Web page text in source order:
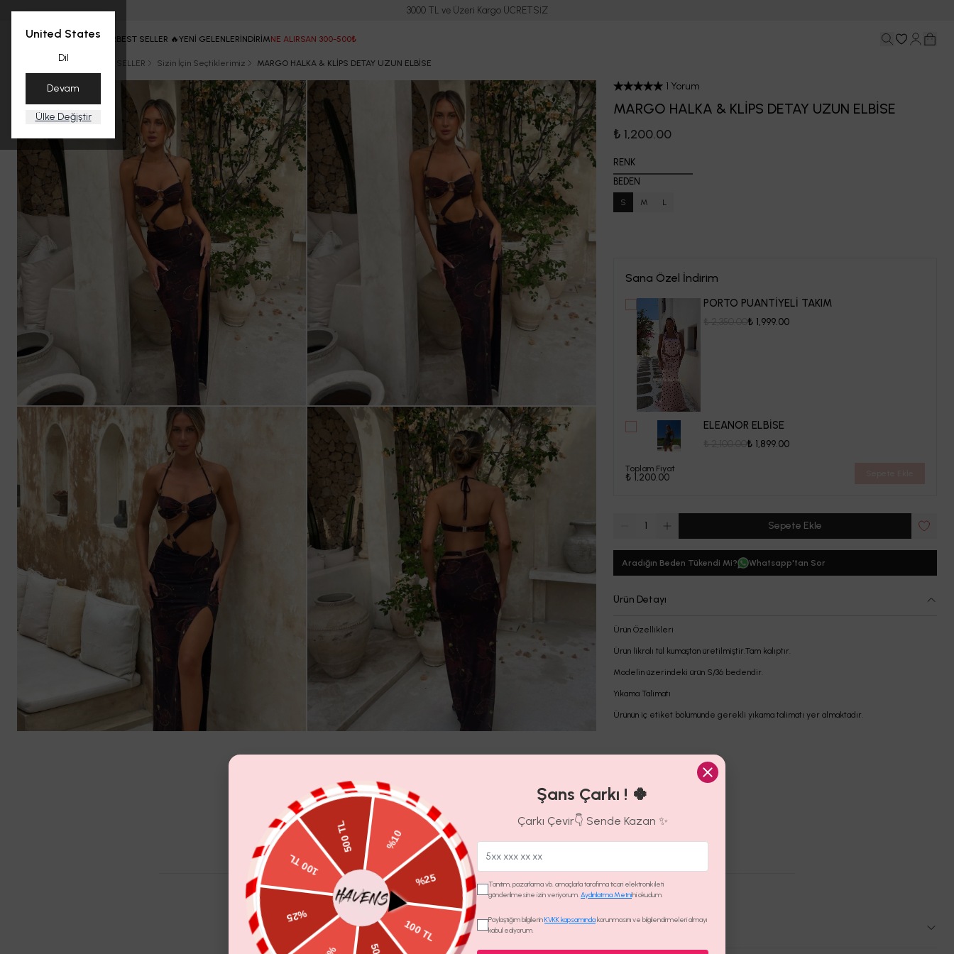
United States
Dil
Devam
Ülke Değiştir
3000 TL ve Üzeri Kargo ÜCRETSİZ
ANASAYFATÜM ÜRÜNLERBEST SELLER 🔥YENİ GELENLERİNDİRİMNE ALIRSAN 300-500₺
YAZ BEST SELLER Sizin İçin Seçtiklerimiz MARGO HALKA & KLİPS DETAY UZUN ELBİSE
1 Yorum
MARGO HALKA & KLİPS DETAY UZUN ELBİSE
₺ 1,200.00
RENK
BEDEN
S M L
Sana Özel İndirim
PORTO PUANTİYELİ TAKIM
₺ 1,999.00
ELEANOR ELBİSE
₺ 1,899.00
Toplam Fiyat
₺ 1,200.00
1 Sepete Ekle
Aradığın Beden Tükendi Mi? Whatsapp'tan Sor
Ürün Detayı
Ürün Özellikleri
Ürün likralı tül kumaştan üretilmiştir.Tam kalıptır.
Modelin üzerindeki ürün S/36 bedendir.
Yıkama Talimatı
Ürünün iç etiket bölümünde gerekli yıkama talimatı yer almaktadır.
5.0
Nilay K.
Teslimat
Şans Çarkı ! 🍀
Çarkı Çevir👇 Sende Kazan ✨
Tanıtım, pazarlama vb. amaçlarla tarafıma ticari elektronik ileti
gönderilmesine izin veriyorum. Aydınlatma Metni'ni okudum.
Paylaştığım bilgilerinKVKK kapsamındakorunmasını ve bilgilendirmeleri almayı
kabul ediyorum.